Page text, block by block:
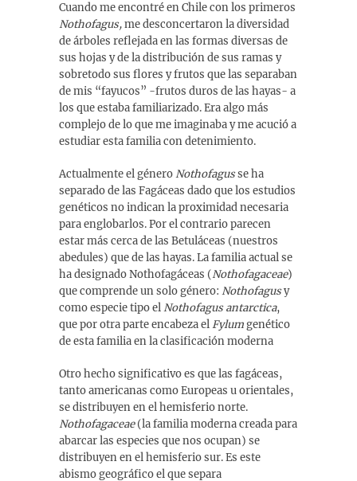
Cuando me encontré en Chile con los primeros
Nothofagus,me desconcertaron la diversidad
de árboles reflejada en las formas diversas de
sus hojas y de la distribución de sus ramas y
sobretodo sus flores y frutos que las separaban
de mis “fayucos” -frutos duros de las hayas- a
los que estaba familiarizado. Era algo más
complejo de lo que me imaginaba y me acució a
estudiar esta familia con detenimiento.
Actualmente el géneroNothofagusse ha
separado de las Fagáceas dado que los estudios
genéticos no indican la proximidad necesaria
para englobarlos. Por el contrario parecen
estar más cerca de las Betuláceas (nuestros
abedules) que de las hayas. La familia actual se
ha designado Nothofagáceas (Nothofagaceae)
que comprende un solo género: Nothofagusy
como especie tipo elNothofagus antarctica,
que por otra parte encabeza elFylumgenético
de esta familia en la clasificación moderna
Otro hecho significativo es que las fagáceas,
tanto americanas como Europeas u orientales,
se distribuyen en el hemisferio norte.
Nothofagaceae(la familia moderna creada para
abarcar las especies que nos ocupan) se
distribuyen en el hemisferio sur. Es este
abismo geográfico el que separa